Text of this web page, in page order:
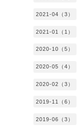
2021-04（3）
2021-01（1）
2020-10（5）
2020-05（4）
2020-02（3）
2019-11（6）
2019-06（3）